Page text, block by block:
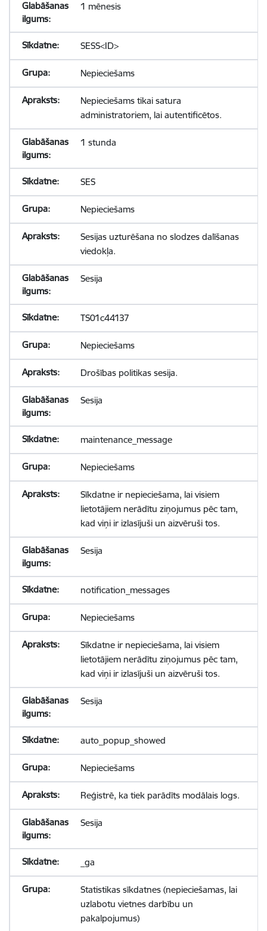
1 mēnesis
SESS<ID>
Nepieciešams
Nepieciešams tikai satura
administratoriem, lai autentificētos.
1 stunda
SES
Nepieciešams
Sesijas uzturēšana no slodzes dalīšanas
viedokļa.
Sesija
TS01c44137
Nepieciešams
Drošības politikas sesija.
Sesija
maintenance_message
Nepieciešams
Sīkdatne ir nepieciešama, lai visiem
lietotājiem nerādītu ziņojumus pēc tam,
kad viņi ir izlasījuši un aizvēruši tos.
Sesija
notification_messages
Nepieciešams
Sīkdatne ir nepieciešama, lai visiem
lietotājiem nerādītu ziņojumus pēc tam,
kad viņi ir izlasījuši un aizvēruši tos.
Sesija
auto_popup_showed
Nepieciešams
Reģistrē, ka tiek parādīts modālais logs.
Sesija
_ga
Statistikas sīkdatnes (nepieciešamas, lai
uzlabotu vietnes darbību un
pakalpojumus)